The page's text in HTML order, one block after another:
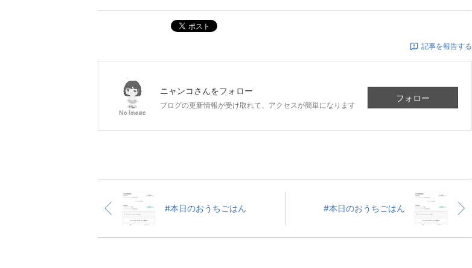
ポスト
記事を報告する
ニャンコさんをフォロー
ブログの更新情報が受け取れて、アクセスが簡単になります
フォロー
#本日のおうちごはん #本日のおうちごはん